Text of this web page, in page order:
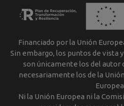
Financiado por la Unión
Sin embargo, los puntos de vista
son únicamente los del autor
necesariamente los de la
Ni la Unión Europea ni la